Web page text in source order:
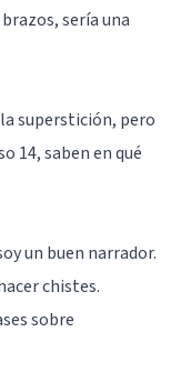
sería una
superstición, pero
14, saben en qué
un buen narrador.
chistes.
sobre